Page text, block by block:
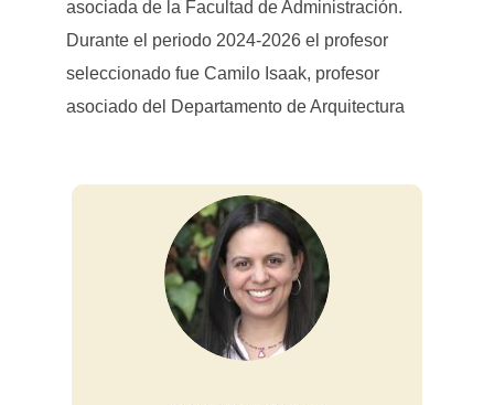
asociada de la Facultad de Administración.
Durante el periodo 2024-2026 el profesor
seleccionado fue Camilo Isaak, profesor
asociado del Departamento de Arquitectura